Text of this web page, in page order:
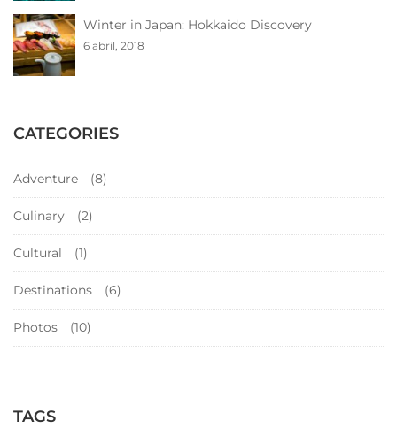
Winter in Japan: Hokkaido Discovery
6 abril, 2018
CATEGORIES
Adventure (8)
Culinary (2)
Cultural (1)
Destinations (6)
Photos (10)
TAGS